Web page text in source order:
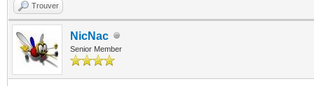
Trouver
NicNac
Senior Member